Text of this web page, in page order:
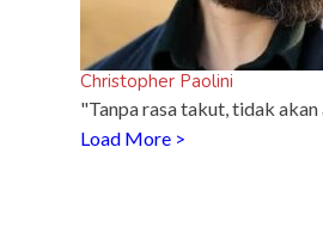
Christopher Paolini
"Tanpa rasa takut, tidak akan
Load More >